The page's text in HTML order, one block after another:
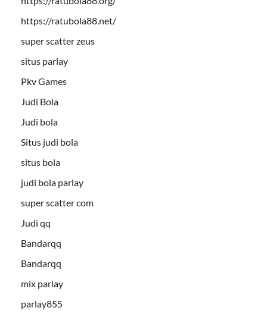
https://ratubola88.net/
super scatter zeus
situs parlay
Pkv Games
Judi Bola
Judi bola
Situs judi bola
situs bola
judi bola parlay
super scatter com
Judi qq
Bandarqq
Bandarqq
mix parlay
parlay855